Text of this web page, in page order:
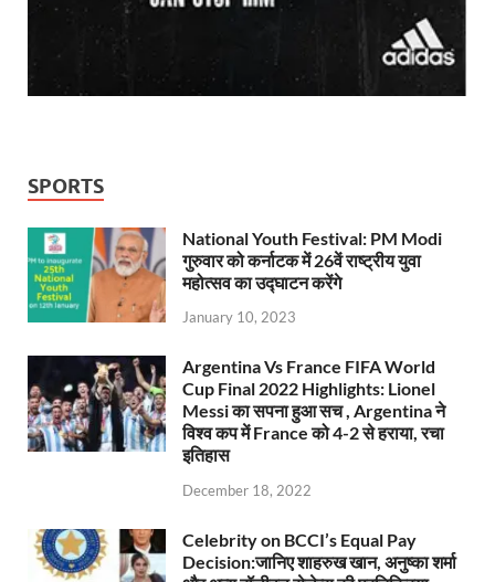
SPORTS
National Youth Festival: PM Modi
गुरुवार को कर्नाटक में 26वें राष्ट्रीय युवा
महोत्सव का उद्घाटन करेंगे
January 10, 2023
Argentina Vs France FIFA World
Cup Final 2022 Highlights: Lionel
Messi का सपना हुआ सच , Argentina ने
विश्व कप में France को 4-2 से हराया, रचा
इतिहास
December 18, 2022
Celebrity on BCCI’s Equal Pay
Decision:जानिए शाहरुख खान, अनुष्का शर्मा